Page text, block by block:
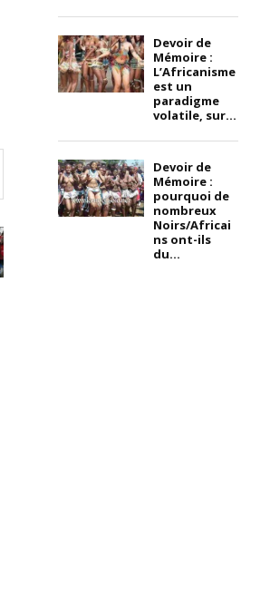
Devoir de
Mémoire :
L’Africanisme
est un
paradigme
volatile, sur...
Devoir de
Mémoire :
pourquoi de
nombreux
Noirs/Africai
ns ont-ils
du...